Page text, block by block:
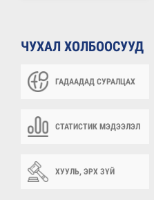
ЧУХАЛ ХОЛБООСУУД
ГАДААДАД СУРАЛЦАХ
СТАТИСТИК МЭДЭЭЛЭЛ
ХУУЛЬ, ЭРХ ЗҮЙ